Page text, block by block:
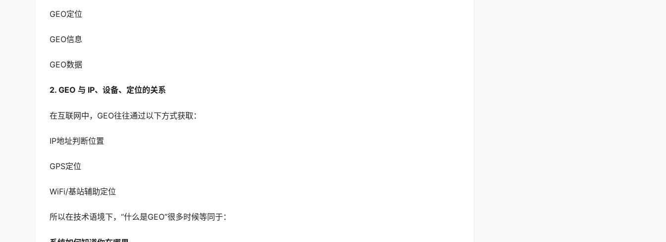
GEO定位
GEO信息
GEO数据
2. GEO 与 IP、设备、定位的关系
在互联网中，GEO往往通过以下方式获取：
IP地址判断位置
GPS定位
WiFi/基站辅助定位
所以在技术语境下，“什么是GEO”很多时候等同于：